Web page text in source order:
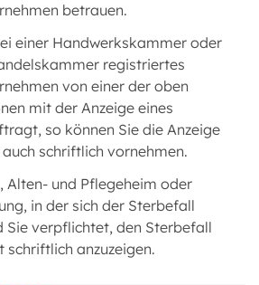
betrauen.
einer Handwerkskammer oder
registriertes
von einer der oben
mit der Anzeige eines
so können Sie die Anzeige
schriftlich vornehmen.
Alten- und Pflegeheim oder
in der sich der Sterbefall
Sie verpflichtet, den Sterbefall
anzuzeigen.